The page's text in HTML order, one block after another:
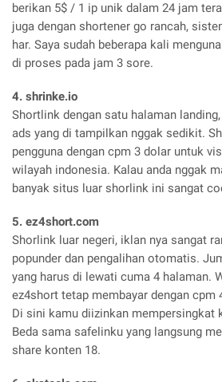
berikan 5$ / 1 ip unik dalam 24 jam
juga dengan shortener go rancah,
har. Saya sudah beberapa kali
di proses pada jam 3 sore.
4. shrinke.io
Shortlink dengan satu halaman
ads yang di tampilkan nggak sedikit.
pengguna dengan cpm 3 dolar untuk
wilayah indonesia. Kalau anda nggak
banyak situs luar shorlink ini sangat
5. ez4short.com
Shorlink luar negeri, iklan nya sangat
popunder dan pengalihan otomatis.
yang harus di lewati cuma 4 halaman.
ez4short tetap membayar dengan cpm
Di sini kamu diizinkan mempersingkat
Beda sama safelinku yang langsung
share konten 18.